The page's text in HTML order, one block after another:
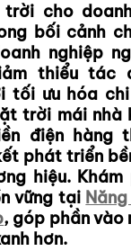
cho
bối cảnh
nghiệp
thiểu tác
tối ưu hóa
trời mái nhà
điện hàng
phát triển
hiệu.
vững tại
, góp phần vào
hơn.